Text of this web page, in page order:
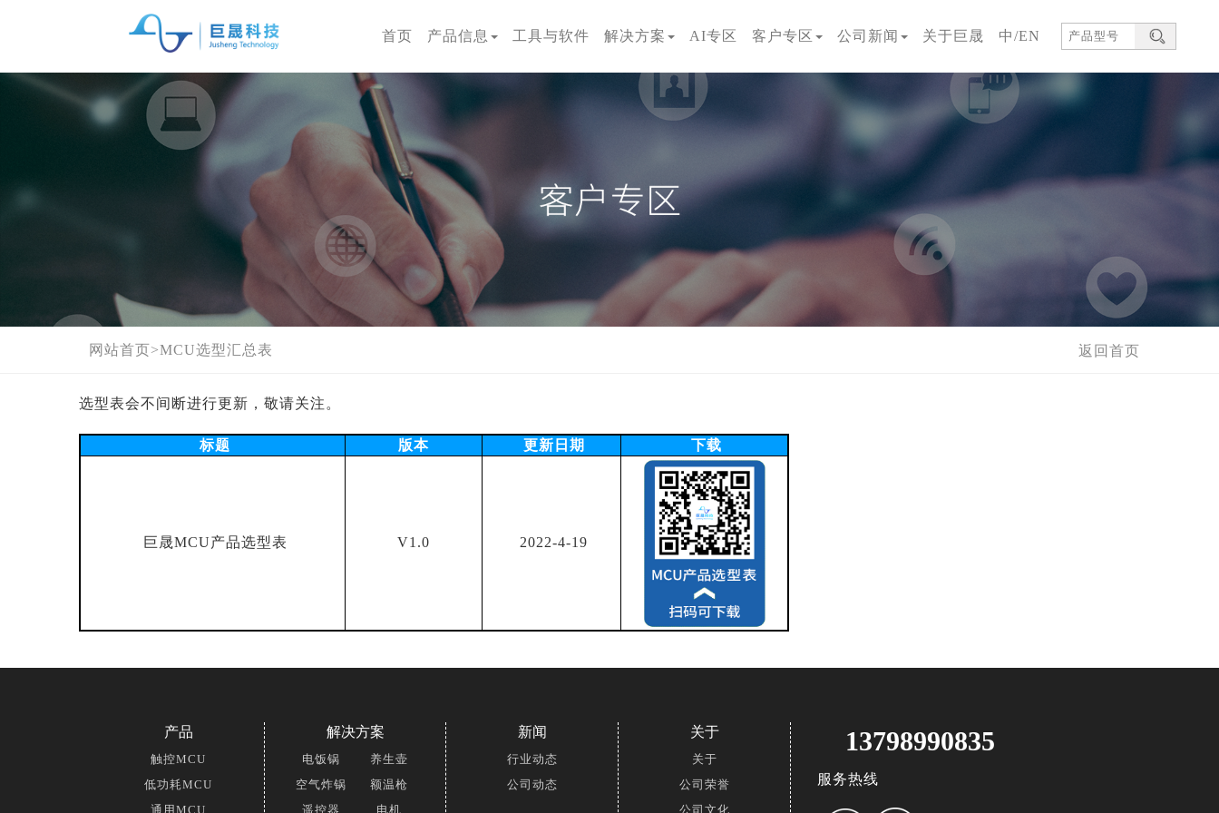
首页 产品信息 工具与软件 解决方案 AI专区 客户专区 公司新闻 关于巨晟 中/EN
网站首页>MCU选型汇总表 返回首页
选型表会不间断进行更新，敬请关注。
标题 版本 更新日期 下载
巨晟MCU产品选型表 V1.0 2022-4-19
产品
触控MCU
低功耗MCU
通用MCU
解决方案
电饭锅
养生壶
空气炸锅
额温枪
遥控器
电机
新闻
行业动态
公司动态
关于
关于
公司荣誉
公司文化
13798990835
服务热线